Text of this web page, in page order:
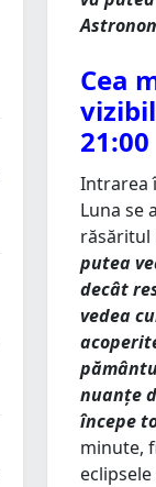
Cea
21:00
Intrarea
Luna se
răsăritul
putea
decât
vedea
nuanțe
începe
minute,